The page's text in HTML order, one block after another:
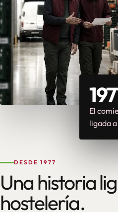
El
ligada
DESDE 1977
Una historia
hostelería.